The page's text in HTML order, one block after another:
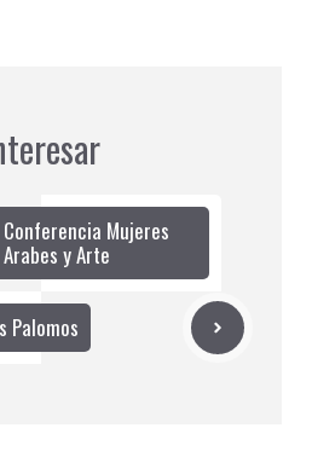
Conferencia Mujeres
Arabes y Arte
Palomos